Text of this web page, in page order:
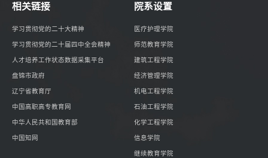
相关链接
学习贯彻党的二十大精神
学习贯彻党的二十届四中全会精神
人才培养工作状态数据采集平台
盘锦市政府
辽宁省教育厅
中国高职高专教育网
中华人民共和国教育部
中国知网
院系设置
医疗护理学院
师范教育学院
建筑工程学院
经济管理学院
机电工程学院
石油工程学院
化学工程学院
信息学院
继续教育学院